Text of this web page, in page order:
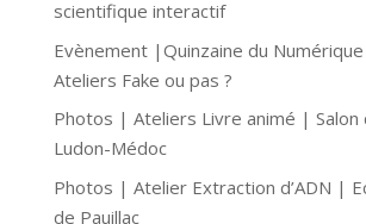
scientifique interactif
Evènement |Quinzaine du
Ateliers Fake ou pas ?
Photos | Ateliers Livre animé | Salon
Ludon-Médoc
Photos | Atelier Extraction d’ADN |
de Pauillac